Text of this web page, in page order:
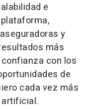
e
y
más
con los
de
cada vez más